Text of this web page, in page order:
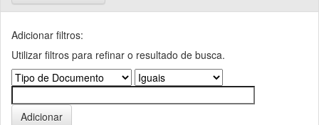
Adicionar filtros:
Utilizar filtros para refinar o resultado de busca.